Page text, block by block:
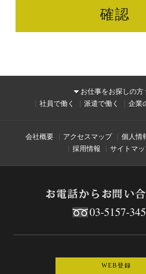
お仕事をお探しの方
社員で働く
派遣で働く 企業
会社概要 アクセスマップ
個人情
採用情報
サイトマ
03-5157-
WEB登録